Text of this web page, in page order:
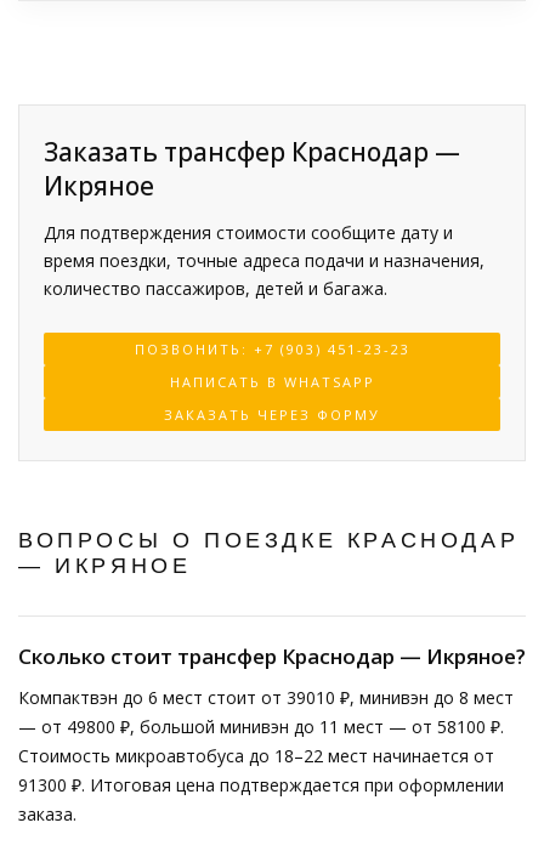
Заказать трансфер Краснодар —
Икряное
Для подтверждения стоимости сообщите дату и
время поездки, точные адреса подачи и назначения,
количество пассажиров, детей и багажа.
ПОЗВОНИТЬ: +7 (903) 451-23-23
НАПИСАТЬ В WHATSAPP
ЗАКАЗАТЬ ЧЕРЕЗ ФОРМУ
ВОПРОСЫ О ПОЕЗДКЕ КРАСНОДАР
— ИКРЯНОЕ
Сколько стоит трансфер Краснодар — Икряное?
Компактвэн до 6 мест стоит от 39010 ₽, минивэн до 8 мест
— от 49800 ₽, большой минивэн до 11 мест — от 58100 ₽.
Стоимость микроавтобуса до 18–22 мест начинается от
91300 ₽. Итоговая цена подтверждается при оформлении
заказа.